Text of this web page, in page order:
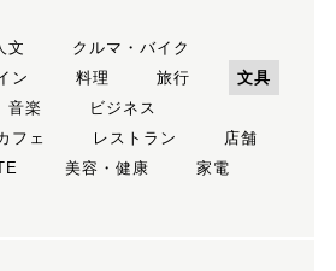
文
クルマ・バイク
ン 料理 旅行
文具
音楽
ビジネス
フェ レストラン
店舗
美容・健康
家電